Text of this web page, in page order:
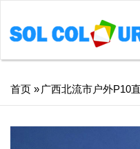
面
包
首页 » 广西北流市户外P10